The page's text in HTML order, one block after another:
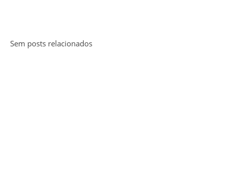
Sem posts relacionados